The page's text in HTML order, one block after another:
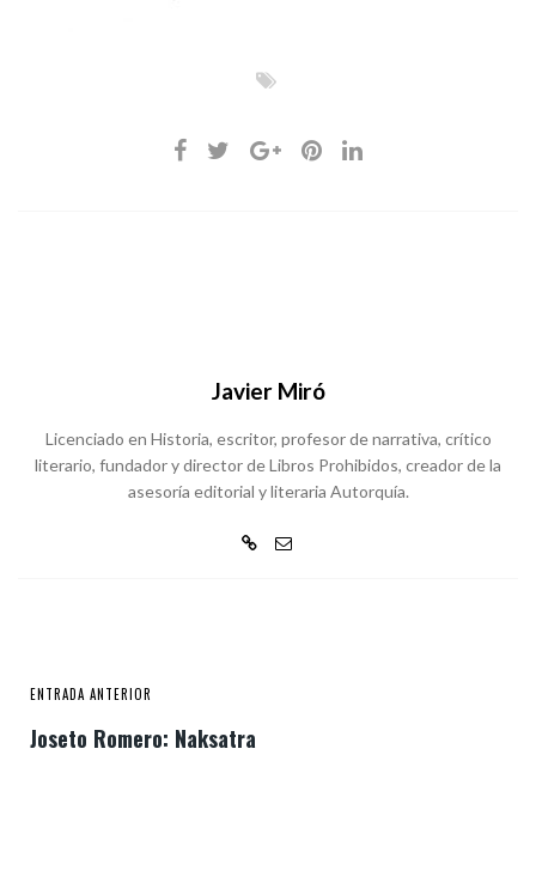
Javier Miró
Licenciado en Historia, escritor, profesor de narrativa, crítico
literario, fundador y director de Libros Prohibidos, creador de la
asesoría editorial y literaria Autorquía.
ENTRADA ANTERIOR
Joseto Romero: Naksatra